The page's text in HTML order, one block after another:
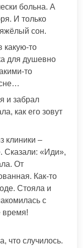
больна. А
И только
сон.
какую-то
для душевно
то
и забрал
как его зовут
клиники –
Сказали: «Иди»,
От
Как-то
Стояла и
с
время!
что случилось.